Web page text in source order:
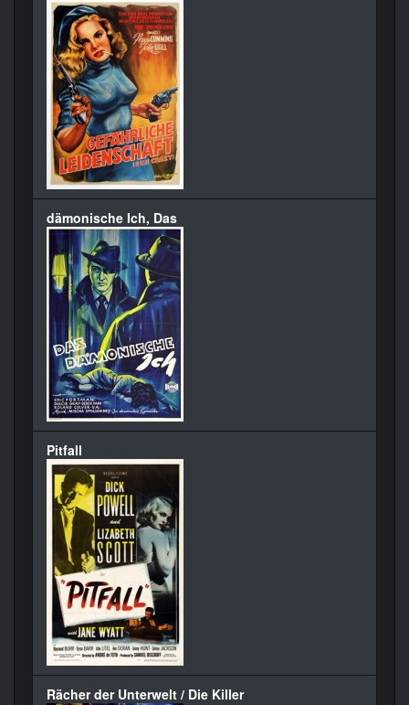
dämonische Ich, Das
Pitfall
Rächer der Unterwelt / Die Killer